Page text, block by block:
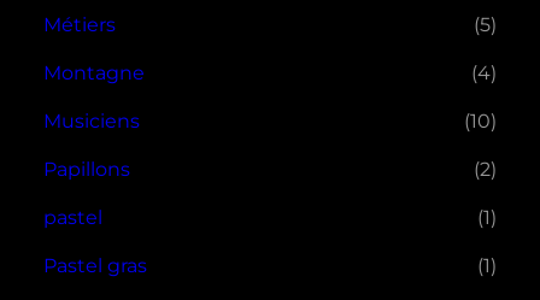
Métiers (5)
Montagne (4)
Musiciens (10)
Papillons (2)
pastel (1)
Pastel gras (1)